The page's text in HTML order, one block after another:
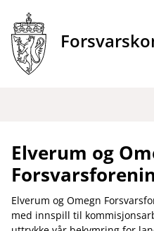
innhold
Elverum og
Elverum og Omegn
med innspill til